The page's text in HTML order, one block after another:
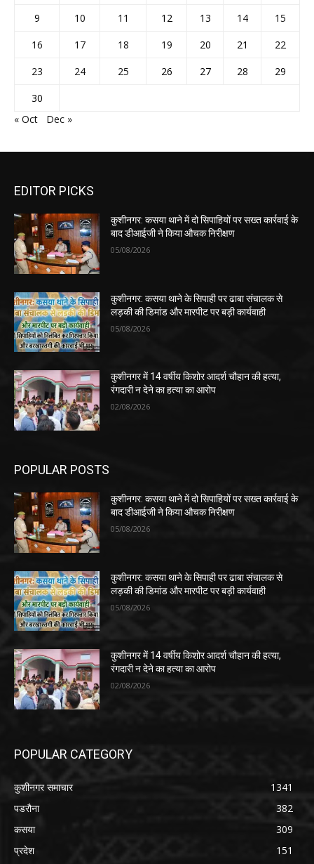
9
10 11 12 13 14
15
16
17 18 19 20 21
22
23
24 25 26 27 28
29
30
« Oct
Dec »
EDITOR PICKS
कुशीनगर: कसया थाने में दो सिपाहियों पर सख्त कार्रवाई के
बाद डीआईजी ने किया औचक निरीक्षण
05/08/2026
कुशीनगर: कसया थाने के सिपाही पर ढाबा संचालक से
लड़की की डिमांड और मारपीट पर बड़ी कार्यवाही
05/08/2026
कुशीनगर में 14 वर्षीय किशोर आदर्श चौहान की हत्या,
रंगदारी न देने का हत्या का आरोप
02/08/2026
POPULAR POSTS
कुशीनगर: कसया थाने में दो सिपाहियों पर सख्त कार्रवाई के
बाद डीआईजी ने किया औचक निरीक्षण
05/08/2026
कुशीनगर: कसया थाने के सिपाही पर ढाबा संचालक से
लड़की की डिमांड और मारपीट पर बड़ी कार्यवाही
05/08/2026
कुशीनगर में 14 वर्षीय किशोर आदर्श चौहान की हत्या,
रंगदारी न देने का हत्या का आरोप
02/08/2026
POPULAR CATEGORY
कुशीनगर समाचार
1341
पडरौना
382
कसया
309
प्रदेश
151